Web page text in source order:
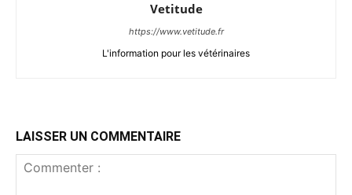
Vetitude
https://www.vetitude.fr
L'information pour les vétérinaires
LAISSER UN COMMENTAIRE